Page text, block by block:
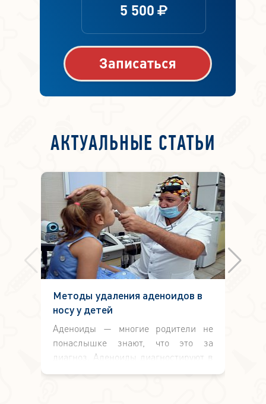
5 500
Записаться
АКТУАЛЬНЫЕ СТАТЬИ
Методы удаления аденоидов в
носу у детей
Аденоиды — многие родители не
понаслышке знают, что это за
диагноз. Аденоиды диагностируют в